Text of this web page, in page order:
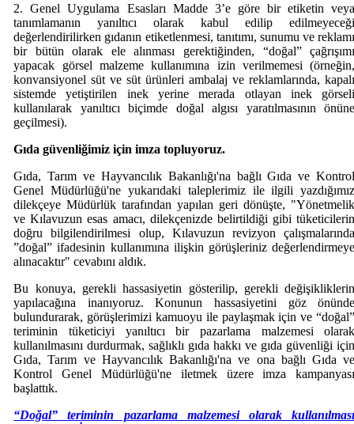
2. Genel Uygulama Esasları Madde 3’e göre bir etiketin
tanımlamanın yanıltıcı olarak kabul edilip
değerlendirilirken gıdanın etiketlenmesi, tanıtımı, sunumu ve
bir bütün olarak ele alınması gerektiğinden, “doğal”
yapacak görsel malzeme kullanımına izin verilmemesi
konvansiyonel süt ve süt ürünleri ambalaj ve reklamlarında,
sistemde yetiştirilen inek yerine merada otlayan inek
kullanılarak yanıltıcı biçimde doğal algısı yaratılmasının
geçilmesi).
Gıda güvenliğimiz için imza topluyoruz.
Gıda, Tarım ve Hayvancılık Bakanlığı'na bağlı Gıda ve
Genel Müdürlüğü'ne yukarıdaki taleplerimiz ile ilgili
dilekçeye Müdürlük tarafından yapılan geri dönüşte,
ve Kılavuzun esas amacı, dilekçenizde belirtildiği gibi
doğru bilgilendirilmesi olup, Kılavuzun revizyon
”doğal” ifadesinin kullanımına ilişkin görüşleriniz
alınacaktır" cevabını aldık.
Bu konuya, gerekli hassasiyetin gösterilip, gerekli
yapılacağına inanıyoruz. Konunun hassasiyetini göz
bulundurarak, görüşlerimizi kamuoyu ile paylaşmak için ve
teriminin tüketiciyi yanıltıcı bir pazarlama malzemesi
kullanılmasını durdurmak, sağlıklı gıda hakkı ve gıda güvenliği
Gıda, Tarım ve Hayvancılık Bakanlığı'na ve ona bağlı Gıda
Kontrol Genel Müdürlüğü'ne iletmek üzere imza
başlattık.
“Doğal” teriminin pazarlama malzemesi olarak